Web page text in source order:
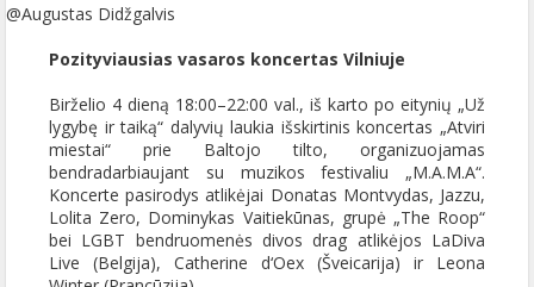
@Augustas Didžgalvis
Pozityviausias vasaros koncertas Vilniuje
Birželio 4 dieną 18:00–22:00 val., iš karto po eitynių „Už
lygybę ir taiką“ dalyvių laukia išskirtinis koncertas „Atviri
miestai“ prie Baltojo tilto, organizuojamas
bendradarbiaujant su muzikos festivaliu „M.A.M.A“.
Koncerte pasirodys atlikėjai Donatas Montvydas, Jazzu,
Lolita Zero, Dominykas Vaitiekūnas, grupė „The Roop“
bei LGBT bendruomenės divos drag atlikėjos LaDiva
Live (Belgija), Catherine d‘Oex (Šveicarija) ir Leona